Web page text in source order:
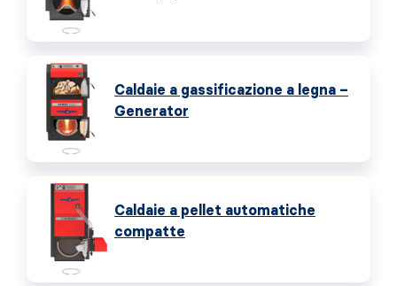
Caldaie a gassificazione a legna –
Generator
Caldaie a pellet automatiche
compatte